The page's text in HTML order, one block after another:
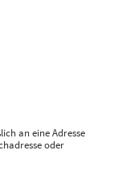
an eine Adresse
oder